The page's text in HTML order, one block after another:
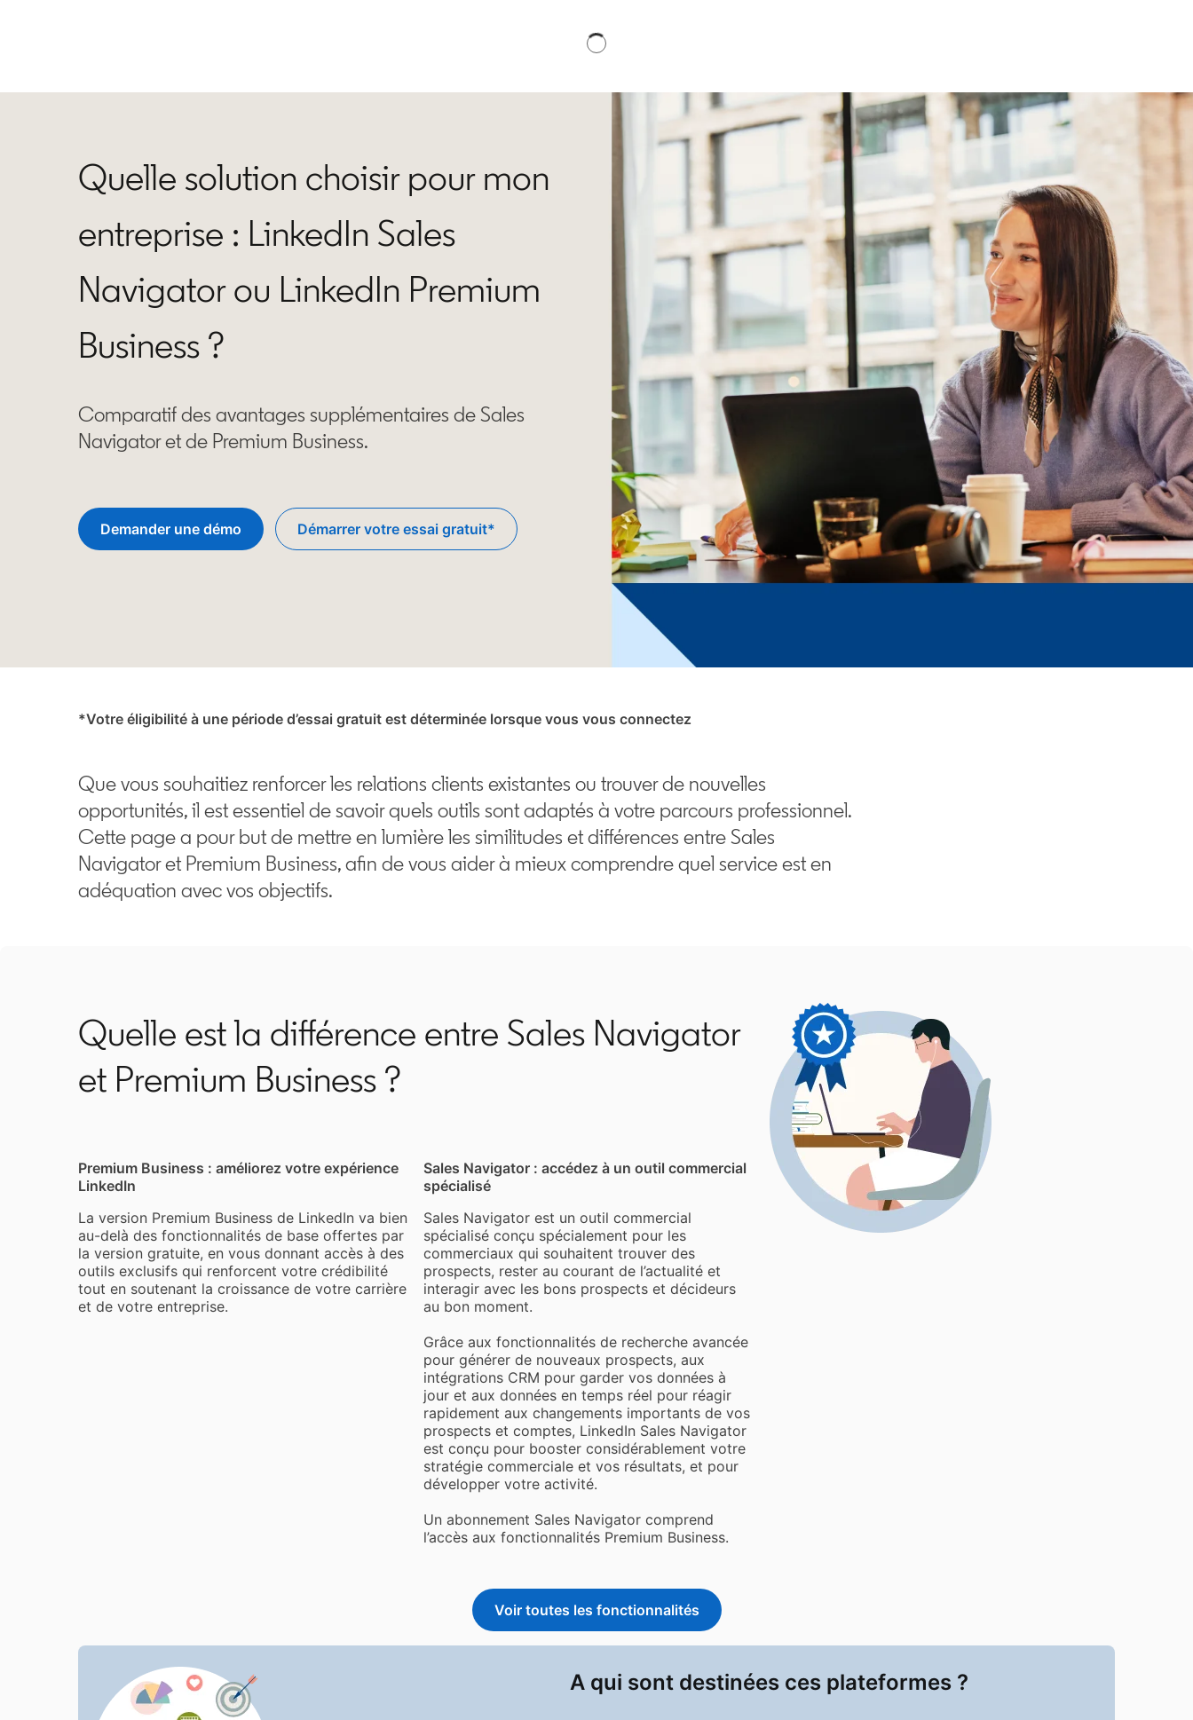
Quelle solution choisir pour mon
entreprise : LinkedIn Sales
Navigator ou LinkedIn Premium
Business ?
Comparatif des avantages supplémentaires de Sales
Navigator et de Premium Business.
Demander une démo Démarrer votre essai gratuit*
opens in a new tab
*Votre éligibilité à une période d’essai gratuit est déterminée lorsque vous vous connectez
Que vous souhaitiez renforcer les relations clients existantes ou trouver de nouvelles
opportunités, il est essentiel de savoir quels outils sont adaptés à votre parcours professionnel.
Cette page a pour but de mettre en lumière les similitudes et différences entre Sales
Navigator et Premium Business, afin de vous aider à mieux comprendre quel service est en
adéquation avec vos objectifs.
Quelle est la différence entre Sales Navigator
et Premium Business ?
Premium Business : améliorez votre expérience
LinkedIn
La version Premium Business de LinkedIn va bien
au-delà des fonctionnalités de base offertes par
la version gratuite, en vous donnant accès à des
outils exclusifs qui renforcent votre crédibilité
tout en soutenant la croissance de votre carrière
et de votre entreprise.
Sales Navigator : accédez à un outil commercial
spécialisé
Sales Navigator est un outil commercial
spécialisé conçu spécialement pour les
commerciaux qui souhaitent trouver des
prospects, rester au courant de l’actualité et
interagir avec les bons prospects et décideurs
au bon moment.
Grâce aux fonctionnalités de recherche avancée
pour générer de nouveaux prospects, aux
intégrations CRM pour garder vos données à
jour et aux données en temps réel pour réagir
rapidement aux changements importants de vos
prospects et comptes, LinkedIn Sales Navigator
est conçu pour booster considérablement votre
stratégie commerciale et vos résultats, et pour
développer votre activité.
Un abonnement Sales Navigator comprend
l’accès aux fonctionnalités Premium Business.
Voir toutes les fonctionnalités
A qui sont destinées ces plateformes ?